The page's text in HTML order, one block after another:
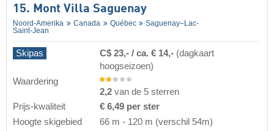
15. Mont Villa Saguenay
Noord-Amerika Canada Québec
Saguenay–Lac-
Saint-Jean
Skipas C$ 23,- / ca. € 14,- (dagkaart
hoogseizoen)
Waardering
2,2 van de 5 sterren
Prijs-kwaliteit
€ 6,49 per ster
Hoogte skigebied
66 m - 120 m (verschil 54m)